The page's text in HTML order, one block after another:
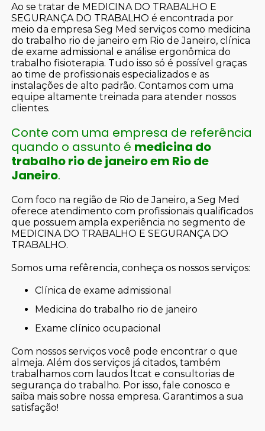
Ao se tratar de MEDICINA DO TRABALHO E
SEGURANÇA DO TRABALHO é encontrada por
meio da empresa Seg Med serviços como medicina
do trabalho rio de janeiro em Rio de Janeiro, clínica
de exame admissional e análise ergonômica do
trabalho fisioterapia. Tudo isso só é possível graças
ao time de profissionais especializados e as
instalações de alto padrão. Contamos com uma
equipe altamente treinada para atender nossos
clientes.
Conte com uma empresa de referência
quando o assunto é medicina do
trabalho rio de janeiro em Rio de
Janeiro.
Com foco na região de Rio de Janeiro, a Seg Med
oferece atendimento com profissionais qualificados
que possuem ampla experiência no segmento de
MEDICINA DO TRABALHO E SEGURANÇA DO
TRABALHO.
Somos uma refêrencia, conheça os nossos serviços:
clínica de exame admissional
medicina do trabalho rio de janeiro
exame clínico ocupacional
Com nossos serviços você pode encontrar o que
almeja. Além dos serviços já citados, também
trabalhamos com laudos ltcat e consultorias de
segurança do trabalho. Por isso, fale conosco e
saiba mais sobre nossa empresa. Garantimos a sua
satisfação!